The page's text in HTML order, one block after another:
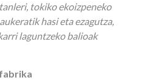
tokiko ekoizpeneko
hasi eta ezagutza,
laguntzeko balioak